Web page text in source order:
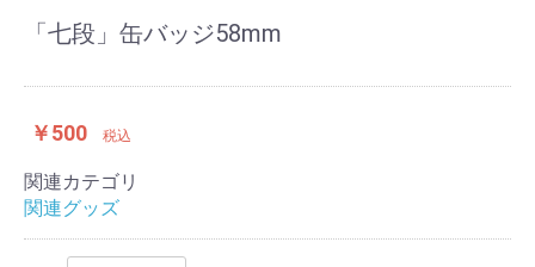
「七段」缶バッジ58mm
￥500 税込
関連カテゴリ
関連グッズ